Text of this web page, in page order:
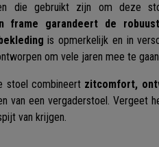
die gebruikt zijn om deze
frame garandeert de
is opmerkelijk en in
om vele jaren mee te
stoel combineert zitcomfort,
van een vergaderstoel. Vergeet
van krijgen.